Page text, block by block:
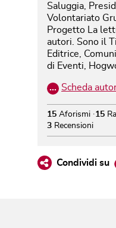
Saluggia,
Volontariato
Progetto La
autori. Sono il
Editrice,
di Eventi,
… Scheda
15 Aforismi 15
3 Recensioni
Condividi su